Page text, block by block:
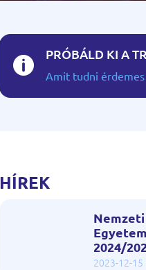

PRÓBÁLD KI A
Amit tudni
HÍREK
2024/
2023-12-15